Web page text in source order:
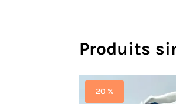
Produits
20 %